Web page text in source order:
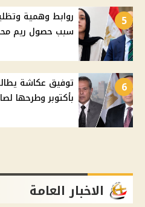
5
روابط وهمية
سبب حصول ريم محمد على 4%
6
بأكتوبر وطرحها
الاخبار العامة